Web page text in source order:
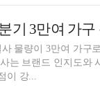
기 3만여 가
물량이 3만여 가구
는 브랜드 인지도와
이 강...